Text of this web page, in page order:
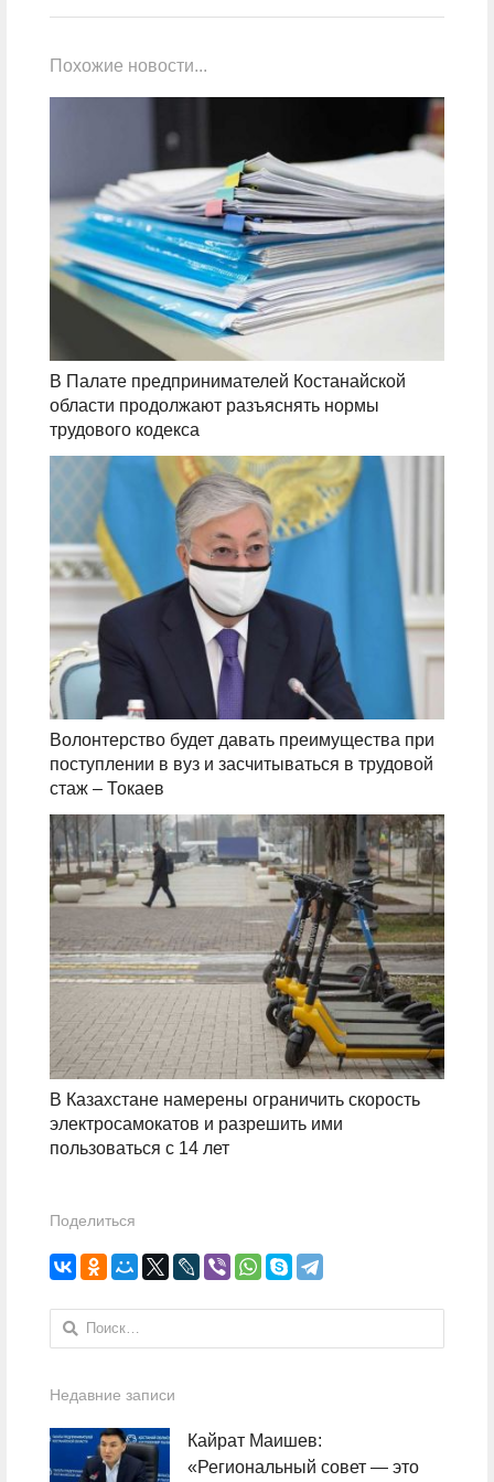
Похожие новости...
В Палате предпринимателей Костанайской
области продолжают разъяснять нормы
трудового кодекса
Волонтерство будет давать преимущества при
поступлении в вуз и засчитываться в трудовой
стаж – Токаев
В Казахстане намерены ограничить скорость
электросамокатов и разрешить ими
пользоваться с 14 лет
Поделиться
Найти:
Недавние записи
Кайрат Маишев:
«Региональный совет — это